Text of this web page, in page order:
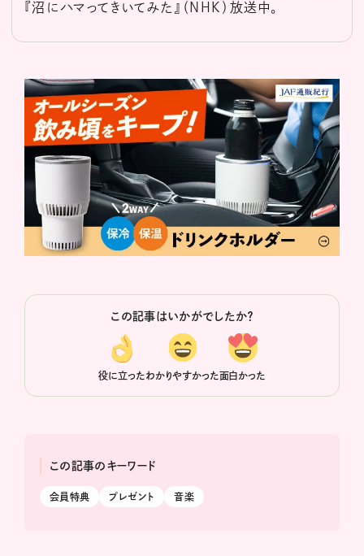
『沼にハマってきいてみた』（NHK）放送中。
この記事はいかがでしたか？
役に立ったわかりやすかった面白かった
この記事のキーワード
会員特典 プレゼント 音楽